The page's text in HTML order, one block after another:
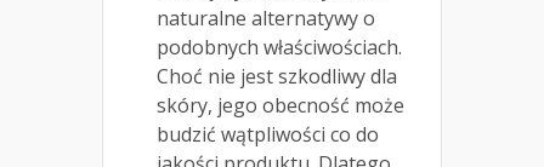
naturalne alternatywy o
podobnych właściwościach.
Choć nie jest szkodliwy dla
skóry, jego obecność może
budzić wątpliwości co do